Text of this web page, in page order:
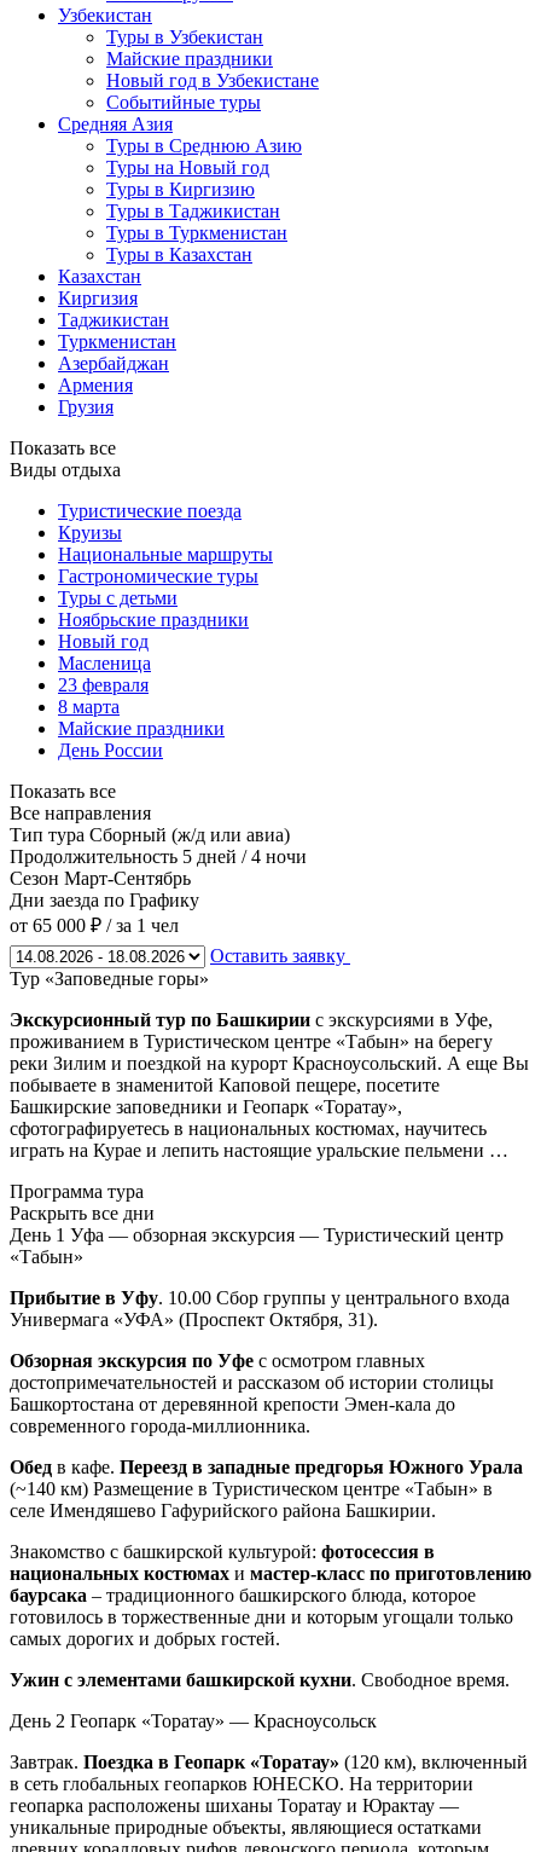
Узбекистан
Туры в Узбекистан
Майские праздники
Новый год в Узбекистане
Событийные туры
Средняя Азия
Туры в Среднюю Азию
Туры на Новый год
Туры в Киргизию
Туры в Таджикистан
Туры в Туркменистан
Туры в Казахстан
Казахстан
Киргизия
Таджикистан
Туркменистан
Азербайджан
Армения
Грузия
Показать все
Виды отдыха
Туристические поезда
Круизы
Национальные маршруты
Гастрономические туры
Туры с детьми
Ноябрьские праздники
Новый год
Масленица
23 февраля
8 марта
Майские праздники
День России
Показать все
Все направления
Тип тура Сборный (ж/д или авиа)
Продолжительность 5 дней / 4 ночи
Сезон Март-Сентябрь
Дни заезда по Графику
от 65 000 ₽ / за 1 чел
Оставить заявку
Тур «Заповедные горы»
Экскурсионный тур по Башкирии с экскурсиями в Уфе,
проживанием в Туристическом центре «Табын» на берегу
реки Зилим и поездкой на курорт Красноусольский. А еще Вы
побываете в знаменитой Каповой пещере, посетите
Башкирские заповедники и Геопарк «Торатау»,
сфотографируетесь в национальных костюмах, научитесь
играть на Курае и лепить настоящие уральские пельмени …
Программа тура
Раскрыть все дни
День 1 Уфа — обзорная экскурсия — Туристический центр
«Табын»
Прибытие в Уфу. 10.00 Сбор группы у центрального входа
Универмага «УФА» (Проспект Октября, 31).
Обзорная экскурсия по Уфе с осмотром главных
достопримечательностей и рассказом об истории столицы
Башкортостана от деревянной крепости Эмен-кала до
современного города-миллионника.
Обед в кафе. Переезд в западные предгорья Южного Урала
(~140 км) Размещение в Туристическом центре «Табын» в
селе Имендяшево Гафурийского района Башкирии.
Знакомство с башкирской культурой: фотосессия в
национальных костюмах и мастер-класс по приготовлению
баурсака – традиционного башкирского блюда, которое
готовилось в торжественные дни и которым угощали только
самых дорогих и добрых гостей.
Ужин с элементами башкирской кухни. Свободное время.
День 2 Геопарк «Торатау» — Красноусольск
Завтрак. Поездка в Геопарк «Торатау» (120 км), включенный
в сеть глобальных геопарков ЮНЕСКО. На территории
геопарка расположены шиханы Торатау и Юрактау —
уникальные природные объекты, являющиеся остатками